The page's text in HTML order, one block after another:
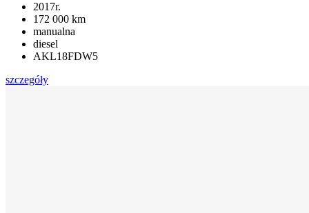
2017r.
172 000 km
manualna
diesel
AKL18FDW5
szczegóły